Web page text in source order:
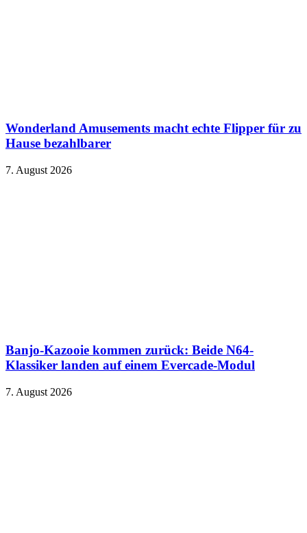
Wonderland Amusements macht echte Flipper für zu
Hause bezahlbarer
7. August 2026
Banjo-Kazooie kommen zurück: Beide N64-
Klassiker landen auf einem Evercade-Modul
7. August 2026